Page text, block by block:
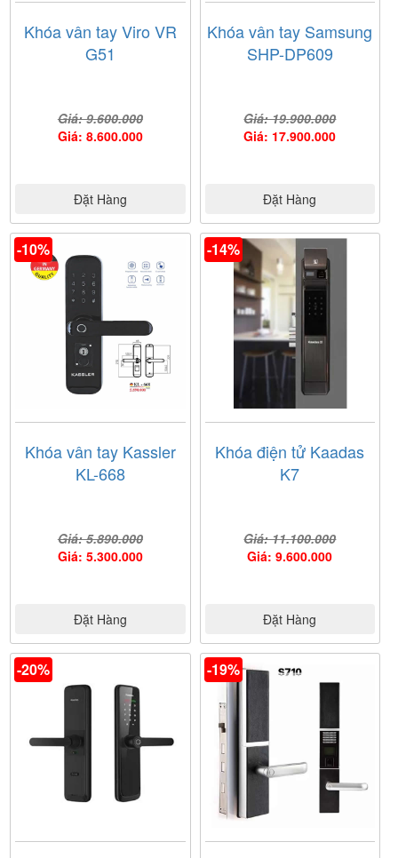
Khóa vân tay Viro VR
G51
Giá: 9.600.000
Giá: 8.600.000
Đặt Hàng
Khóa vân tay Samsung
SHP-DP609
Giá: 19.900.000
Giá: 17.900.000
Đặt Hàng
-10%
Khóa vân tay Kassler
KL-668
Giá: 5.890.000
Giá: 5.300.000
Đặt Hàng
-14%
Khóa điện tử Kaadas
K7
Giá: 11.100.000
Giá: 9.600.000
Đặt Hàng
-20% -19%